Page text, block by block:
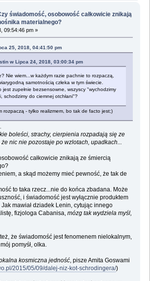
świadomość, osobowość całkowicie znikają
materialnego?
09:54:46 pm »
25, 2018, 04:41:50 pm
w Lipca 24, 2018, 03:00:34 pm
Nie wiem...w każdym razie pachnie to rozpaczą,
samotnością człeka w tym świecie.
jest zupełnie bezsensowne, wszyscy "wychodzimy
schodzimy do ciemnej otchłani"?
rozpaczą - tylko realizmem, bo tak de facto jest;)
boleści, strachy, cierpienia rozpadają się ze
nic nie pozostaje po wzlotach, upadkach...
całkowicie znikają ze śmiercią
a skąd możemy mieć pewność, że tak de
to taka rzecz...nie do końca zbadana. Może
i świadomość jest wyłącznie produktem
mawiał dziadek Lenin, cytując innego
fizjologa Cabanisa, mózg tak wydziela myśl,
że świadomość jest fenomenem nielokalnym,
pomyśł, olka.
kosmiczna jedność, pisze Amita Goswami
2015/05/09/dalej-niz-kot-schrodingera/)